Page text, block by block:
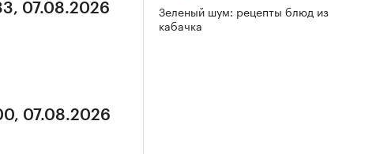
07.08.2026
07.08.2026
Зеленый шум: рецепты блюд из
кабачка